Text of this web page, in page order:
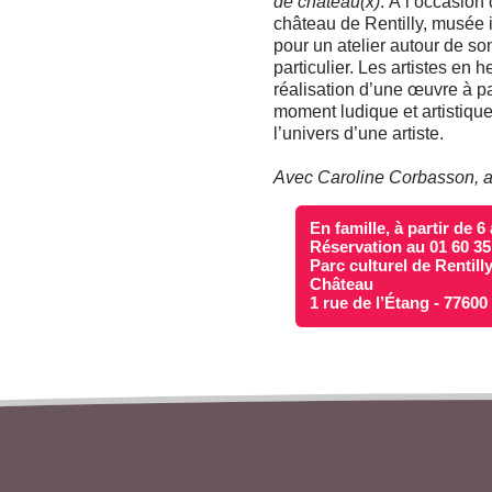
château de Rentilly,
pour un atelier autour de
particulier. Les artistes en
réalisation d’une œuvre à
moment ludique et
l’univers d’une artiste.
Avec Caroline Corbasson,
En famille, à partir de 6
Réservation au 01 60
Parc culturel de
Château
1 rue de l’Étang -